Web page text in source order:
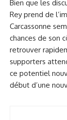
Bien que les
Rey prend de
Carcassonne
chances de son
retrouver
supporters
ce potentiel
début d’une